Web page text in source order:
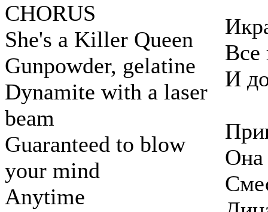
CHORUS
She's a Killer Queen
Gunpowder, gelatine
Dynamite with a laser
beam
Guaranteed to blow
your mind
Anytime
Все
И
Она